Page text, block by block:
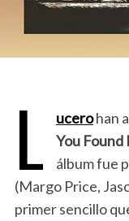
L ucerohan
You Found
álbum fue
(Margo Price,
primer sencillo